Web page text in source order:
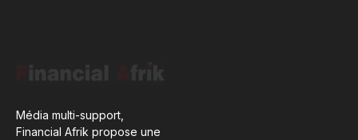
Média multi-support,
Financial Afrik propose une